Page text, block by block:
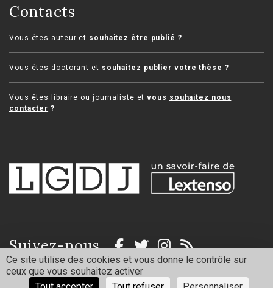
Contacts
Vous êtes auteur et souhaitez être publié ?
Vous êtes doctorant et souhaitez publier votre thèse ?
Vous êtes libraire ou journaliste etvous souhaitez nous
contacter ?
Suivez-nous
Mentions légales Politique de confidentialité
Ce site utilise des cookies et vous donne le contrôle sur
ceux que vous souhaitez activer